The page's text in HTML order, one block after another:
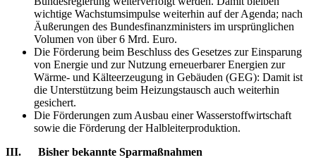
wichtige Wachstumsimpulse weiterhin auf der Agenda; nach
Äußerungen des Bundesfinanzministers im ursprünglichen
Volumen von über 6 Mrd. Euro.
Die Förderung beim Beschluss des Gesetzes zur Einsparung
von Energie und zur Nutzung erneuerbarer Energien zur
Wärme- und Kälteerzeugung in Gebäuden (GEG): Damit ist
die Unterstützung beim Heizungstausch auch weiterhin
gesichert.
Die Förderungen zum Ausbau einer Wasserstoffwirtschaft
sowie die Förderung der Halbleiterproduktion.
III. Bisher bekannte Sparmaßnahmen